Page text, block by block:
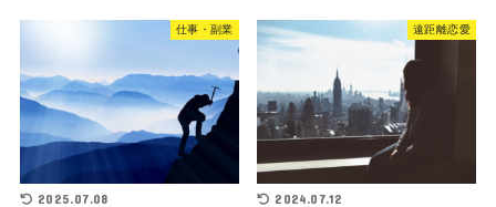
仕事・副業
2025.07.08
遠距離恋愛
2024.07.12